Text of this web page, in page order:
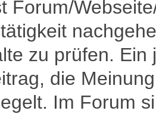
Forum/
zu prüfen.
die
Im Forum